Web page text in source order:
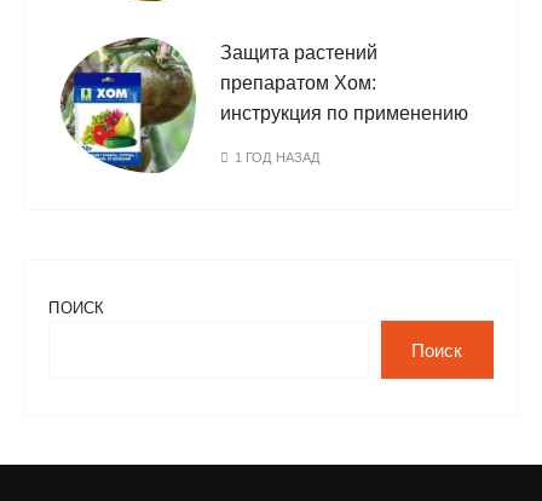
Защита растений
препаратом Хом:
инструкция по применению
1 ГОД НАЗАД
ПОИСК
Поиск